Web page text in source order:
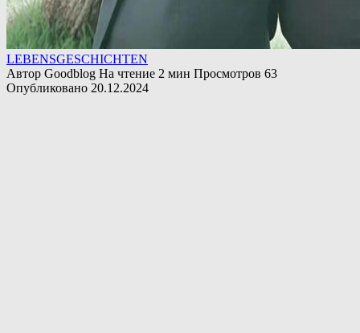
LEBENSGESCHICHTEN
Автор Goodblog На чтение 2 мин Просмотров 63
Опубликовано 20.12.2024